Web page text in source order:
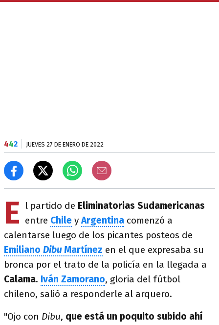
442 JUEVES 27 DE ENERO DE 2022
E l partido de Eliminatorias Sudamericanas
entre Chile yArgentina comenzó a
calentarse luego de los picantes posteos de
Emiliano DibuMartínez en el que expresaba su
bronca por el trato de la policía en la llegada a
Calama. Iván Zamorano, gloria del fútbol
chileno, salió a responderle al arquero.
"Ojo con Dibu, que está un poquito subido ahí